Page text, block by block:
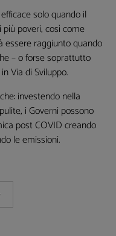
solo quando il
poveri, così come
essere raggiunto quando
– o forse soprattutto
Via di Sviluppo.
investendo nella
i Governi possono
post COVID creando
le emissioni.